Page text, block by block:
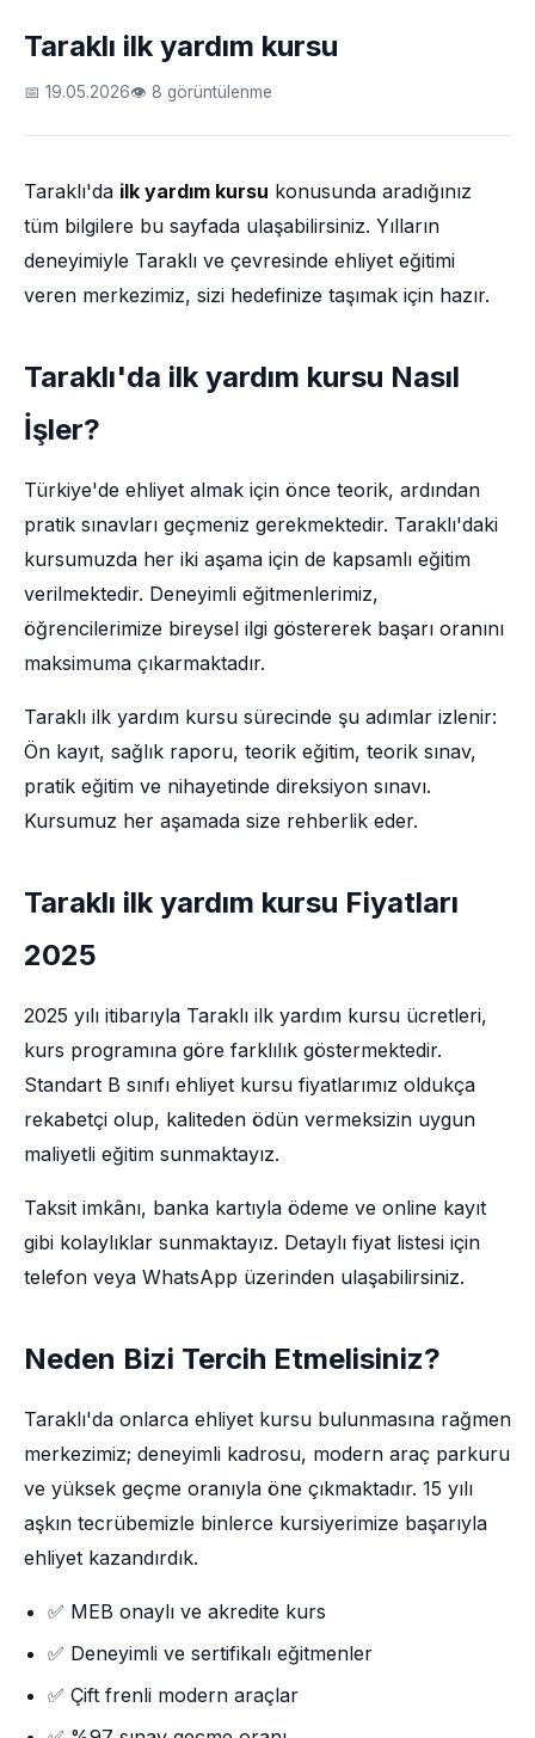
Taraklı ilk yardım kursu
📅 19.05.2026👁 8 görüntülenme
Taraklı'da ilk yardım kursu konusunda aradığınız
tüm bilgilere bu sayfada ulaşabilirsiniz. Yılların
deneyimiyle Taraklı ve çevresinde ehliyet eğitimi
veren merkezimiz, sizi hedefinize taşımak için hazır.
Taraklı'da ilk yardım kursu Nasıl
İşler?
Türkiye'de ehliyet almak için önce teorik, ardından
pratik sınavları geçmeniz gerekmektedir. Taraklı'daki
kursumuzda her iki aşama için de kapsamlı eğitim
verilmektedir. Deneyimli eğitmenlerimiz,
öğrencilerimize bireysel ilgi göstererek başarı oranını
maksimuma çıkarmaktadır.
Taraklı ilk yardım kursu sürecinde şu adımlar izlenir:
Ön kayıt, sağlık raporu, teorik eğitim, teorik sınav,
pratik eğitim ve nihayetinde direksiyon sınavı.
Kursumuz her aşamada size rehberlik eder.
Taraklı ilk yardım kursu Fiyatları
2025
2025 yılı itibarıyla Taraklı ilk yardım kursu ücretleri,
kurs programına göre farklılık göstermektedir.
Standart B sınıfı ehliyet kursu fiyatlarımız oldukça
rekabetçi olup, kaliteden ödün vermeksizin uygun
maliyetli eğitim sunmaktayız.
Taksit imkânı, banka kartıyla ödeme ve online kayıt
gibi kolaylıklar sunmaktayız. Detaylı fiyat listesi için
telefon veya WhatsApp üzerinden ulaşabilirsiniz.
Neden Bizi Tercih Etmelisiniz?
Taraklı'da onlarca ehliyet kursu bulunmasına rağmen
merkezimiz; deneyimli kadrosu, modern araç parkuru
ve yüksek geçme oranıyla öne çıkmaktadır. 15 yılı
aşkın tecrübemizle binlerce kursiyerimize başarıyla
ehliyet kazandırdık.
✅ MEB onaylı ve akredite kurs
✅ Deneyimli ve sertifikalı eğitmenler
✅ Çift frenli modern araçlar